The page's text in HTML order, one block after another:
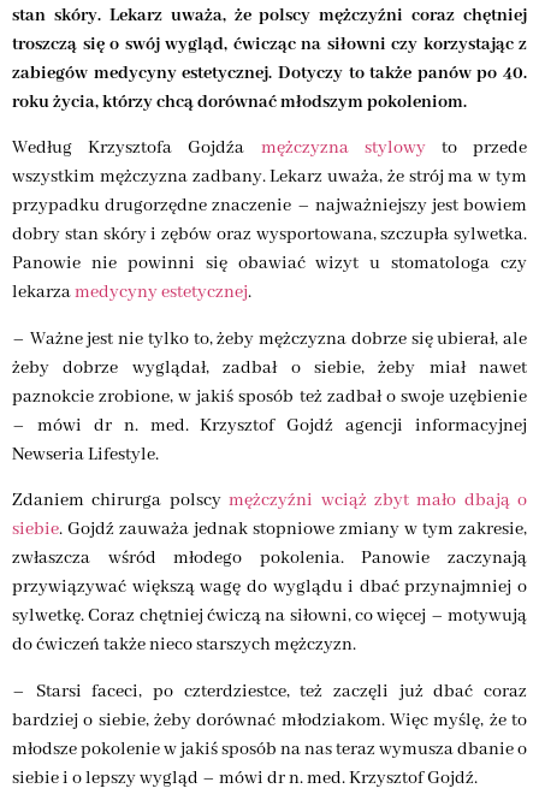
stan skóry. Lekarz uważa, że polscy mężczyźni coraz chętniej
troszczą się o swój wygląd, ćwicząc na siłowni czy korzystając z
zabiegów medycyny estetycznej. Dotyczy to także panów po 40.
roku życia, którzy chcą dorównać młodszym pokoleniom.
Według Krzysztofa Gojdźa mężczyzna stylowyto przede
wszystkim mężczyzna zadbany. Lekarz uważa, że strój ma w tym
przypadku drugorzędne znaczenie – najważniejszy jest bowiem
dobry stan skóry i zębów oraz wysportowana, szczupła sylwetka.
Panowie nie powinni się obawiać wizyt u stomatologa czy
lekarzamedycyny estetycznej.
– Ważne jest nie tylko to, żeby mężczyzna dobrze się ubierał, ale
żeby dobrze wyglądał, zadbał o siebie, żeby miał nawet
paznokcie zrobione, w jakiś sposób też zadbał o swoje uzębienie
– mówi dr n. med. Krzysztof Gojdź agencji informacyjnej
Newseria Lifestyle.
Zdaniem chirurga polscymężczyźni wciąż zbyt mało dbają o
siebie. Gojdź zauważa jednak stopniowe zmiany w tym zakresie,
zwłaszcza wśród młodego pokolenia. Panowie zaczynają
przywiązywać większą wagę do wyglądu i dbać przynajmniej o
sylwetkę. Coraz chętniej ćwiczą na siłowni, co więcej – motywują
do ćwiczeń także nieco starszych mężczyzn.
– Starsi faceci, po czterdziestce, też zaczęli już dbać coraz
bardziej o siebie, żeby dorównać młodziakom. Więc myślę, że to
młodsze pokolenie w jakiś sposób na nas teraz wymusza dbanie o
siebie i o lepszy wygląd – mówi dr n. med. Krzysztof Gojdź.